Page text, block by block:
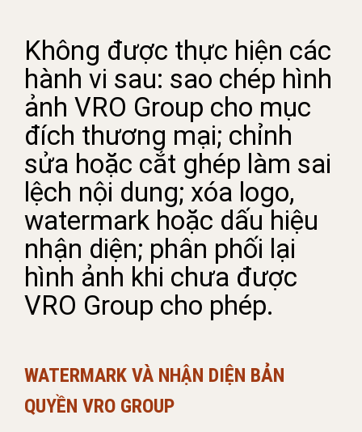
Không được thực hiện các
hành vi sau: sao chép hình
ảnh VRO Group cho mục
đích thương mại; chỉnh
sửa hoặc cắt ghép làm sai
lệch nội dung; xóa logo,
watermark hoặc dấu hiệu
nhận diện; phân phối lại
hình ảnh khi chưa được
VRO Group cho phép.
WATERMARK VÀ NHẬN DIỆN BẢN
QUYỀN VRO GROUP